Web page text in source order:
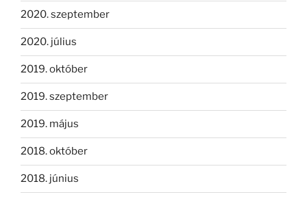
2020. szeptember
2020. július
2019. október
2019. szeptember
2019. május
2018. október
2018. június